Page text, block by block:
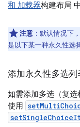
和 加载器构建布局
注意 ：默认情况下
是以下某一种永久性选
添加永久性多选
如需添加多选（复
使用